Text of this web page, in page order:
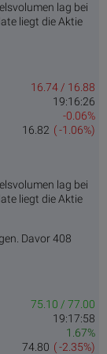
lag bei
liegt die Aktie
16.74 / 16.88
19:16:26
-0.06%
( -1.06%)
16.82
lag bei
liegt die Aktie
Davor 408
75.10 / 77.00
19:17:58
1.67%
( -2.35%)
74.80